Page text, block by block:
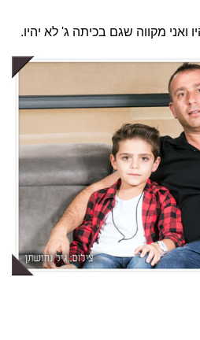
ואני מקווה שגם בכיתה ג' לא יהיו.